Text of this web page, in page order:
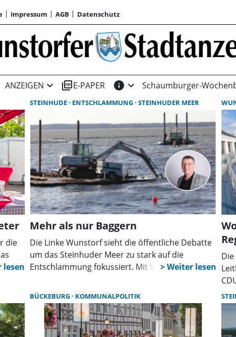
Impressum AGB Datenschutz
ANZEIGEN expand_more picture_as_pdfE-PAPER info expand_more Schaumburger-
die
STEINHUDE ENTSCHLAMMUNG STEINHUDER MEER
Mehr als nur Baggern
Die Linke Wunstorf sieht die öffentliche Debatte
um das Steinhuder Meer zu stark auf die
Entschlammung fokussiert. Mit Verweis auf den
Ursachen der Verschlammung stärker zu
bekämpfen und kommunale
Handlungsmöglichkeiten konsequent zu nutzen.
an.
BÜCKEBURG KOMMUNALPOLITIK